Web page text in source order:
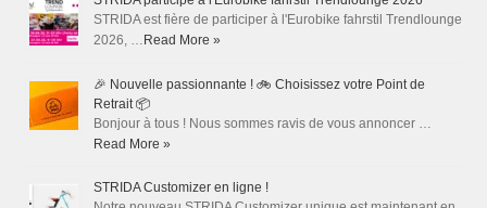
STRIDA est fière de participer à l'Eurobike fahrstil Trendlounge
2026, … Read More »
🎉 Nouvelle passionnante ! 🚲 Choisissez votre Point de
Retrait 📦
Bonjour à tous ! Nous sommes ravis de vous annoncer …
Read More »
STRIDA Customizer en ligne !